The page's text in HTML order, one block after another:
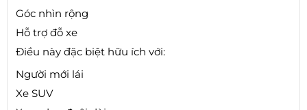
Góc nhìn rộng
Hỗ trợ đỗ xe
Điều này đặc biệt hữu ích với:
Người mới lái
Xe SUV